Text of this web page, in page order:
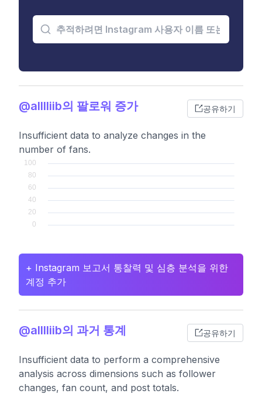
@alllliib의 팔로워 증가 공유하기
Insufficient data to analyze changes in the
number of fans.
+ Instagram 보고서 통찰력 및 심층 분석을 위한
계정 추가
@alllliib의 과거 통계 공유하기
Insufficient data to perform a comprehensive
analysis across dimensions such as follower
changes, fan count, and post totals.